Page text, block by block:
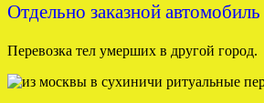
Отдельно заказной
Перевозка тел умерших в другой город.